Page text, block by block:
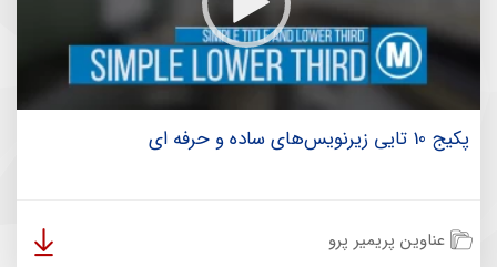
پکیج 10 تایی زیرنویس‌های ساده و حرفه ای
عناوین پریمیر پرو